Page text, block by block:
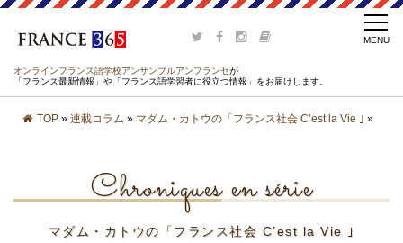
オンラインフランス語学校アンサンブルアンフランセが
「フランス最新情報」や「フランス語学習者に役立つ情報」をお届けします。
TOP » 連載コラム » マダム・カトウの「フランス社会 C’est la Vie ｣ »
Chroniques en série
マダム・カトウの「フランス社会 C’est la Vie ｣